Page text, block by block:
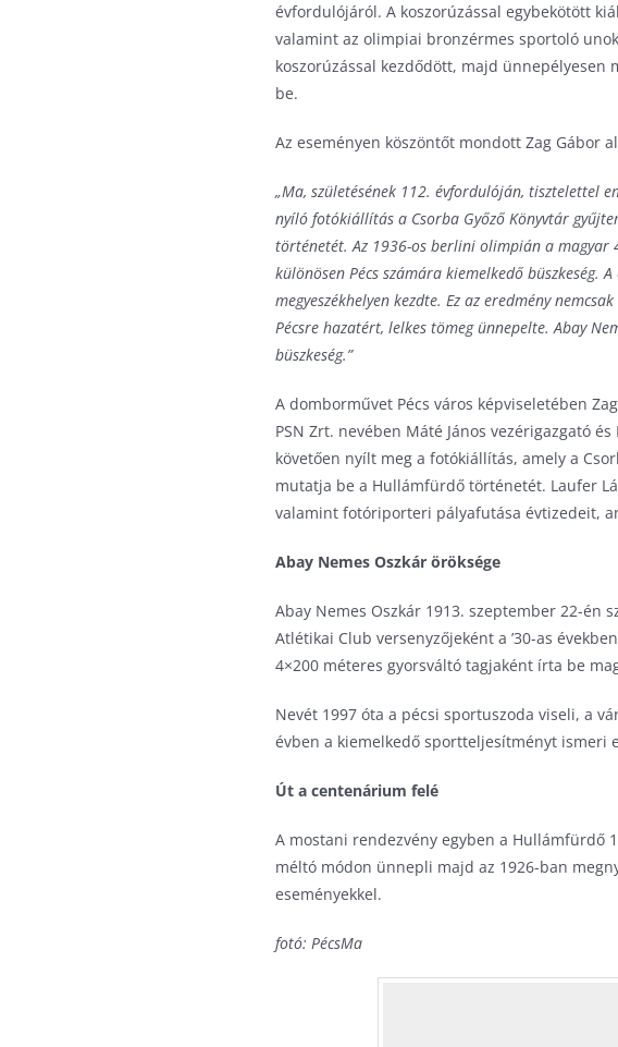
évfordulójáról. A koszorúzással egybekötött
valamint az olimpiai bronzérmes sportoló
koszorúzással kezdődött, majd
be.
Az eseményen köszöntőt mondott Zag Gábor
„Ma, születésének 112. évfordulóján, tisztelettel
nyíló fotókiállítás a Csorba Győző Könyvtár
történetét. Az 1936-os berlini olimpián a magyar
különösen Pécs számára kiemelkedő
megyeszékhelyen kezdte. Ez az eredmény
Pécsre hazatért, lelkes tömeg ünnepelte. Abay
büszkeség.”
A domborművet Pécs város képviseletében
PSN Zrt. nevében Máté János vezérigazgató
követően nyílt meg a fotókiállítás, amely a
mutatja be a Hullámfürdő történetét. Laufer
valamint fotóriporteri pályafutása évtizedeit,
Abay Nemes Oszkár öröksége
Abay Nemes Oszkár 1913. szeptember 22-én
Atlétikai Club versenyzőjeként a ’30-as
4×200 méteres gyorsváltó tagjaként írta be
Nevét 1997 óta a pécsi sportuszoda viseli, a
évben a kiemelkedő sportteljesítményt ismeri
Út a centenárium felé
A mostani rendezvény egyben a Hullámfürdő
méltó módon ünnepli majd az 1926-ban
eseményekkel.
fotó: PécsMa